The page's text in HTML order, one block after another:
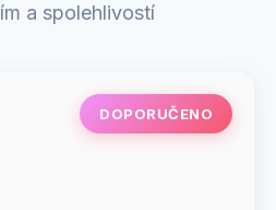
a spolehlivostí
DOPORUČENO